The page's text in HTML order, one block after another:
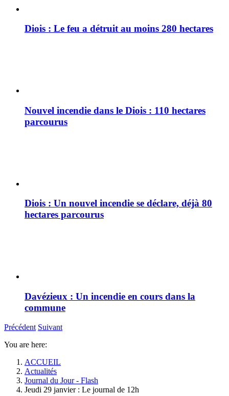
Diois : Le feu a détruit au moins 280 hectares
Nouvel incendie dans le Diois : 110 hectares
parcourus
Diois : Un nouvel incendie se déclare, déjà 80
hectares parcourus
Davézieux : Un incendie en cours dans la
commune
Précédent Suivant
You are here:
ACCUEIL
Actualités
Journal du Jour - Flash
Jeudi 29 janvier : Le journal de 12h